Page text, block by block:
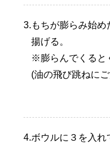
3. もちが膨らみ始
揚げる。
※膨らんでくると
(油の飛び跳ねに
4.ボウルに３を入れ